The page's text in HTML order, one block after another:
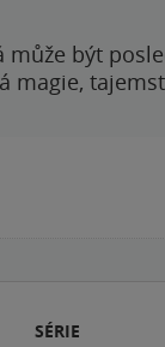
může být
magie,
SÉRIE